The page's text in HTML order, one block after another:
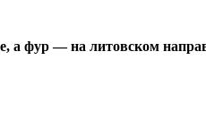
а фур — на литовском